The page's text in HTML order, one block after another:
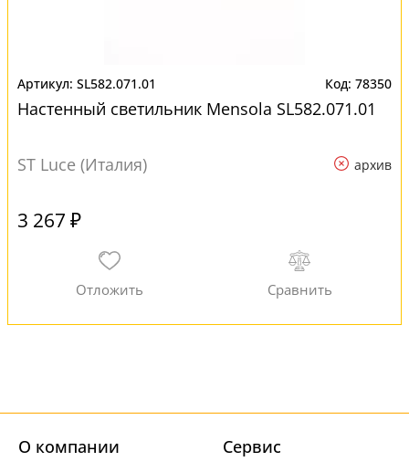
SL582.071.01 78350
Настенный светильник Mensola SL582.071.01
ST Luce (Италия) архив
3 267 ₽
О компании Cервис